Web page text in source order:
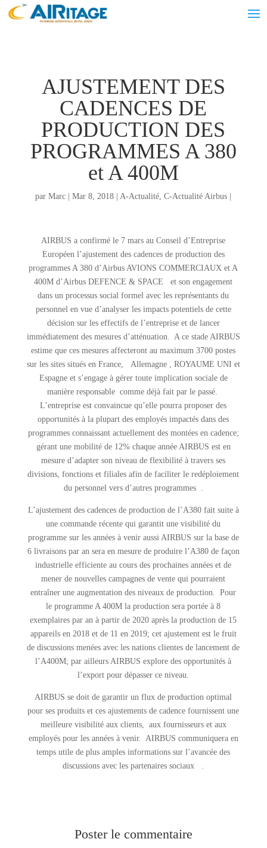
AJUSTEMENT DES
CADENCES DE
PRODUCTION DES
PROGRAMMES A 380
et A 400M
parMarc |Mar 8, 2018 |A-Actualité,C-Actualité Airbus
AIRBUS a confirmé le 7 mars au Conseil d’Entreprise
Européen l’ajustement des cadences de production des
programmes A 380 d’Airbus AVIONS COMMERCIAUX et A
400M d’Airbus DEFENCE & SPACE et son engagement
dans un processus social formel avec les représentants du
personnel en vue d’analyser les impacts potentiels de cette
décision sur les effectifs de l’entreprise et de lancer
immédiatement des mesures d’atténuation. A ce stade AIRBUS
estime que ces mesures affecteront au maximum 3700 postes
sur les sites situés en France, Allemagne , ROYAUME UNI et
Espagne et s’engage à gérer toute implication sociale de
manière responsable comme déjà fait par le passé.
L’entreprise est convaincue qu’elle pourra proposer des
opportunités à la plupart des employés impactés dans des
programmes connaissant actuellement des montées en cadence;
gérant une mobilité de 12% chaque année AIRBUS est en
mesure d’adapter son niveau de flexibilité à travers ses
divisions, fonctions et filiales afin de faciliter le redéploiement
du personnel vers d’autres programmes .
L’ajustement des cadences de production de l’A380 fait suite à
une commande récente qui garantit une visibilité du
programme sur les années à venir aussi AIRBUS sur la base de
6 livraisons par an sera en mesure de produire l’A380 de façon
industrielle efficiente au cours des prochaines années et de
mener de nouvelles campagnes de vente qui pourraient
entraîner une augmentation des niveaux de production. Pour
le programme A 400M la production sera portée à 8
exemplaires par an à partir de 2020 après la production de 15
appareils en 2018 et de 11 en 2019; cet ajustement est le fruit
de discussions menées avec les nations clientes de lancement de
l’A400M; par ailleurs AIRBUS explore des opportunités à
l’export pour dépasser ce niveau.
AIRBUS se doit de garantir un flux de production optimal
pour ses produits et ces ajustements de cadence fournissent une
meilleure visibilité aux clients, aux fournisseurs et aux
employés pour les années à venir. AIRBUS communiquera en
temps utile de plus amples informations sur l’avancée des
discussions avec les partenaires sociaux .
Poster le commentaire